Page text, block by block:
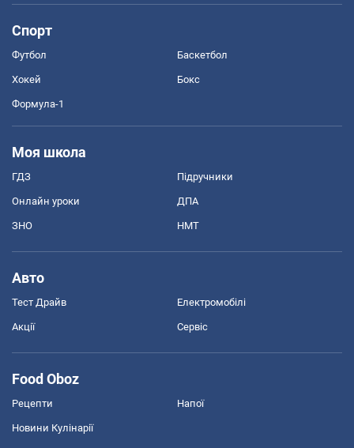
Спорт
Футбол Баскетбол
Хокей Бокс
Формула-1
Моя школа
ГДЗ Підручники
Онлайн уроки ДПА
ЗНО НМТ
Авто
Тест Драйв Електромобілі
Акції Сервіс
Food Oboz
Рецепти Напої
Новини Кулінарії